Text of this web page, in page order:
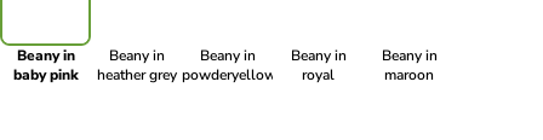
Beany in
baby pink
Beany in
heather grey
Beany in
powderyellow
Beany in
royal
Beany in
maroon